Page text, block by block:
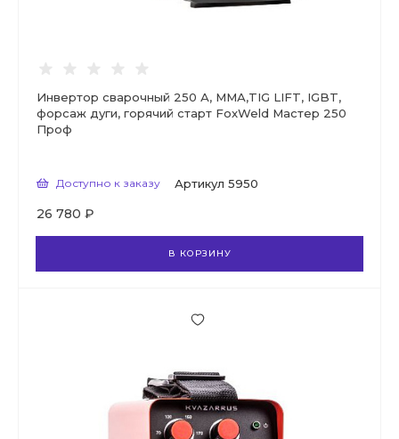
Инвертор сварочный 250 А, ММА,TIG LIFT, IGBT,
форсаж дуги, горячий старт FoxWeld Мастер 250
Проф
Доступно к заказу Артикул 5950
26 780 ₽
В КОРЗИНУ